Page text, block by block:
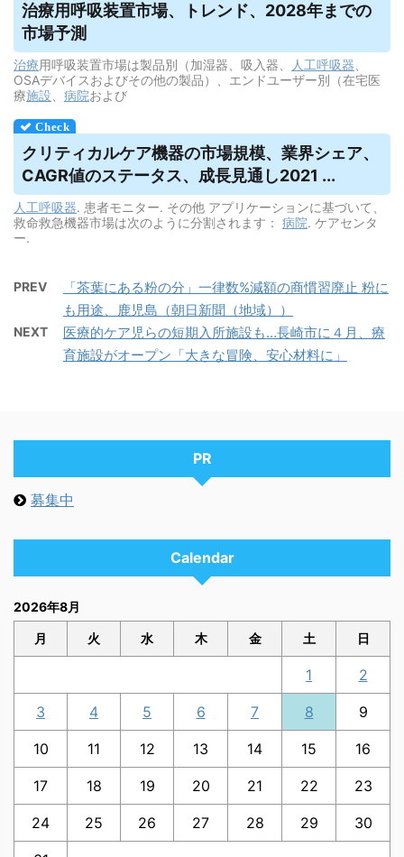
治療用 呼吸装置市場、トレンド、2028年までの
市場予測
治療用呼吸装置市場は製品別（加湿器、吸入器、 人工呼吸器
OSAデバイスおよびその他の製品）、エンドユーザー別（在宅医
療施設 病院および
クリティカルケア機器の市場規模、業界シェア、
CAGR値のステータス、成長見通し2021 ...
人工呼吸器. 患者モニター. その他 アプリケーションに基づいて、
救命救急機器市場は次のように分割されます： 病院. ケアセンタ
ー.
PREV
「茶葉にある粉の分」一律数%減額の商慣習廃止 粉に
も用途、鹿児島（朝日新聞（地域））
NEXT
医療的ケア児らの短期入所施設も…長崎市に４月、療
育施設がオープン「大きな冒険、安心材料に」
PR
募集中
Calendar
2026年8月
月 火 水 木 金 土 日
1 2
3 4 5 6 7 8 9
10 11 12 13 14 15 16
17 18 19 20 21 22 23
24 25 26 27 28 29 30